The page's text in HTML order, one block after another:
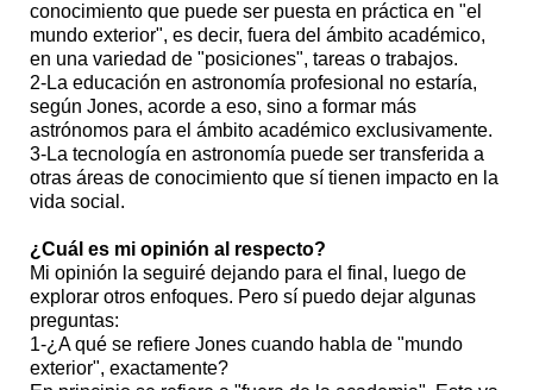
conocimiento que puede ser puesta en práctica en "el
mundo exterior", es decir, fuera del ámbito académico,
en una variedad de "posiciones", tareas o trabajos.
2-La educación en astronomía profesional no estaría,
según Jones, acorde a eso, sino a formar más
astrónomos para el ámbito académico exclusivamente.
3-La tecnología en astronomía puede ser transferida a
otras áreas de conocimiento que sí tienen impacto en la
vida social.
¿Cuál es mi opinión al respecto?
Mi opinión la seguiré dejando para el final, luego de
explorar otros enfoques. Pero sí puedo dejar algunas
preguntas:
1-¿A qué se refiere Jones cuando habla de "mundo
exterior", exactamente?